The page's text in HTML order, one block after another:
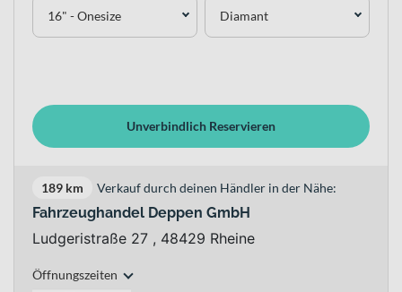
16" - Onesize Diamant
Unverbindlich Reservieren
189 km Verkauf durch deinen Händler in der Nähe:
Fahrzeughandel Deppen GmbH
Ludgeristraße 27 , 48429 Rheine
Öffnungszeiten